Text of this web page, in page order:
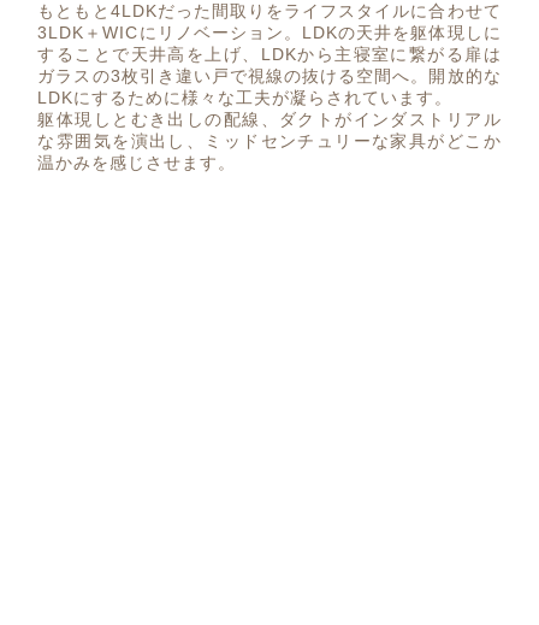
もともと4LDKだった間取りをライフスタイルに合わせて
3LDK＋WICにリノベーション。LDKの天井を躯体現しに
することで天井高を上げ、LDKから主寝室に繋がる扉は
ガラスの3枚引き違い戸で視線の抜ける空間へ。開放的な
LDKにするために様々な工夫が凝らされています。
躯体現しとむき出しの配線、ダクトがインダストリアル
な雰囲気を演出し、ミッドセンチュリーな家具がどこか
温かみを感じさせます。